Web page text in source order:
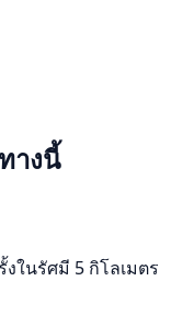
างนี้
ในรัศมี 5 กิโลเมตร